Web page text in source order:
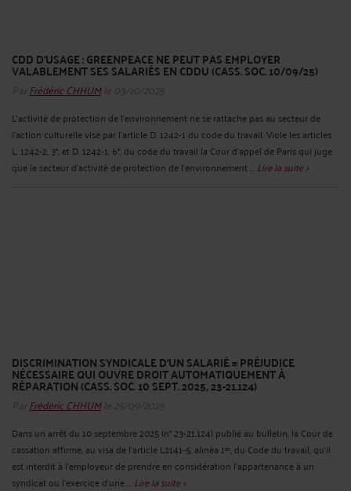
CDD D’USAGE : GREENPEACE NE PEUT PAS EMPLOYER
VALABLEMENT SES SALARIÉS EN CDDU (CASS. SOC. 10/09/25)
Par Frédéric CHHUMle 03/10/2025
L'activité de protection de l'environnement ne se rattache pas au secteur de
l'action culturelle visé par l'article D. 1242-1 du code du travail. Viole les articles
L. 1242-2, 3°, et D. 1242-1, 6°, du code du travail la Cour d'appel de Paris qui juge
que le secteur d'activité de protection de l'environnement ... Lire la suite >
DISCRIMINATION SYNDICALE D’UN SALARIÉ = PRÉJUDICE
NÉCESSAIRE QUI OUVRE DROIT AUTOMATIQUEMENT À
RÉPARATION (CASS. SOC. 10 SEPT. 2025, 23-21.124)
Par Frédéric CHHUMle 25/09/2025
Dans un arrêt du 10 septembre 2025 (n° 23-21.124) publié au bulletin, la Cour de
cassation affirme, au visa de l’article L2141-5, alinéa 1ᵉʳ, du Code du travail, qu’il
est interdit à l’employeur de prendre en considération l’appartenance à un
syndicat ou l’exercice d’une ... Lire la suite >